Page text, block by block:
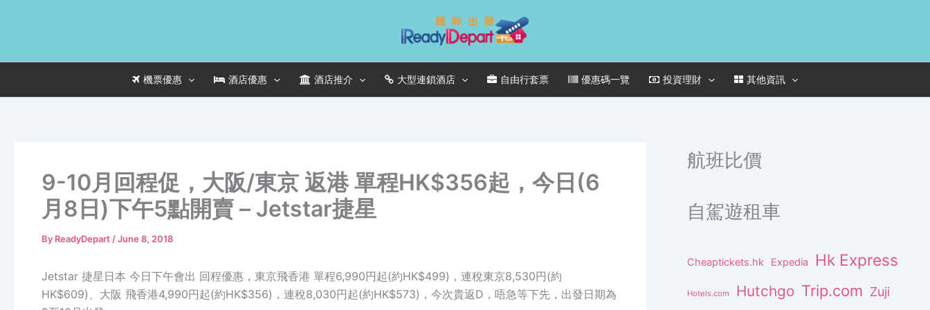
機票優惠 酒店優惠 酒店推介 大型連鎖酒店 自由行套票 優惠碼一覽 投資理財 其他資訊
9-10月回程促，大阪/東京 返港 單程HK$356起，今日(6
月8日)下午5點開賣 – Jetstar捷星
By ReadyDepart /June 8, 2018
Jetstar 捷星日本 今日下午會出 回程優惠，東京飛香港 單程6,990円起(約HK$499)，連稅東京8,530円(約
HK$609)、大阪 飛香港4,990円起(約HK$356)，連稅8,030円起(約HK$573)，今次貴返D，唔急等下先，出發日期為
航班比價
自駕遊租車
Cheaptickets.hk Expedia Hk Express
Hotels.com Hutchgo Trip.com Zuji